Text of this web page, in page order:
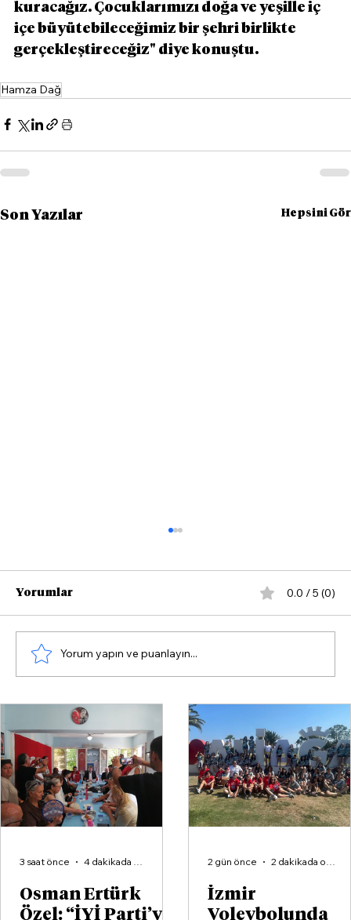
Osman Ertürk
Özel: “İYİ Parti’yi
3 saat önce 4 dakikada okunur
İzmir
Voleybolunda
2 gün önce 2 dakikada okunur
kuracağız. Çocuklarımızı doğa ve yeşille iç
içe büyütebileceğimiz bir şehri birlikte
gerçekleştireceğiz" diye konuştu.
Hamza Dağ
Son Yazılar Hepsini Gör
Osman Ertürk Özel: “Bize yeni
masallar anlatıp uyutmak
istiyorlar”
Yorumlar 0.0 / 5 (0)
Yorum yapın ve puanlayın...